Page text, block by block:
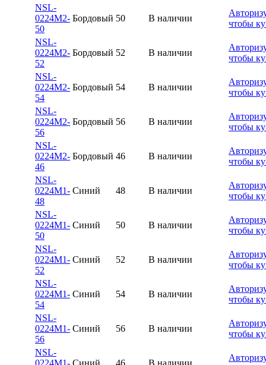
NSL-
0224M2-
50
Бордовый 50 В наличии
чтобы
NSL-
0224M2-
52
Бордовый 52 В наличии
чтобы
NSL-
0224M2-
54
Бордовый 54 В наличии
чтобы
NSL-
0224M2-
56
Бордовый 56 В наличии
чтобы
NSL-
0224M2-
46
Бордовый 46 В наличии
чтобы
NSL-
0224M1-
48
Синий 48 В наличии
чтобы
NSL-
0224M1-
50
Синий 50 В наличии
чтобы
NSL-
0224M1-
52
Синий 52 В наличии
чтобы
NSL-
0224M1-
54
Синий 54 В наличии
чтобы
NSL-
0224M1-
56
Синий 56 В наличии
чтобы
NSL-
0224M1- Синий 46 В наличии